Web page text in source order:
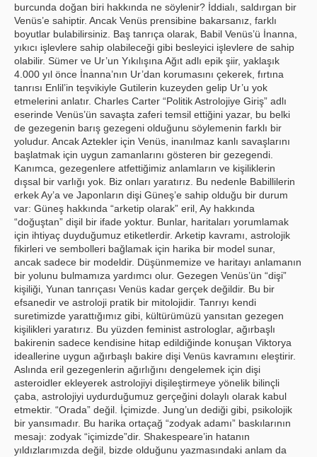
burcunda doğan biri hakkında ne söylenir? İddialı, saldırgan bir
Venüs’e sahiptir. Ancak Venüs prensibine bakarsanız, farklı
boyutlar bulabilirsiniz. Baş tanrıça olarak, Babil Venüs’ü İnanna,
yıkıcı işlevlere sahip olabileceği gibi besleyici işlevlere de sahip
olabilir. Sümer ve Ur’un Yıkılışına Ağıt adlı epik şiir, yaklaşık
4.000 yıl önce İnanna’nın Ur’dan korumasını çekerek, fırtına
tanrısı Enlil’in teşvikiyle Gutilerin kuzeyden gelip Ur’u yok
etmelerini anlatır. Charles Carter “Politik Astrolojiye Giriş” adlı
eserinde Venüs’ün savaşta zaferi temsil ettiğini yazar, bu belki
de gezegenin barış gezegeni olduğunu söylemenin farklı bir
yoludur. Ancak Aztekler için Venüs, inanılmaz kanlı savaşlarını
başlatmak için uygun zamanlarını gösteren bir gezegendi.
Kanımca, gezegenlere atfettiğimiz anlamların ve kişiliklerin
dışsal bir varlığı yok. Biz onları yaratırız. Bu nedenle Babillilerin
erkek Ay’a ve Japonların dişi Güneş’e sahip olduğu bir durum
var: Güneş hakkında “arketip olarak” eril, Ay hakkında
“doğuştan” dişil bir ifade yoktur. Bunlar, haritaları yorumlamak
için ihtiyaç duyduğumuz etiketlerdir. Arketip kavramı, astrolojik
fikirleri ve sembolleri bağlamak için harika bir model sunar,
ancak sadece bir modeldir. Düşünmemize ve haritayı anlamanın
bir yolunu bulmamıza yardımcı olur. Gezegen Venüs’ün “dişi”
kişiliği, Yunan tanrıçası Venüs kadar gerçek değildir. Bu bir
efsanedir ve astroloji pratik bir mitolojidir. Tanrıyı kendi
suretimizde yarattığımız gibi, kültürümüzü yansıtan gezegen
kişilikleri yaratırız. Bu yüzden feminist astrologlar, ağırbaşlı
bakirenin sadece kendisine hitap edildiğinde konuşan Viktorya
ideallerine uygun ağırbaşlı bakire dişi Venüs kavramını eleştirir.
Aslında eril gezegenlerin ağırlığını dengelemek için dişi
asteroidler ekleyerek astrolojiyi dişileştirmeye yönelik bilinçli
çaba, astrolojiyi uydurduğumuz gerçeğini dolaylı olarak kabul
etmektir. “Orada” değil. İçimizde. Jung’un dediği gibi, psikolojik
bir yansımadır. Bu harika ortaçağ “zodyak adamı” baskılarının
mesajı: zodyak “içimizde”dir. Shakespeare’in hatanın
yıldızlarımızda değil, bizde olduğunu yazmasındaki anlam da